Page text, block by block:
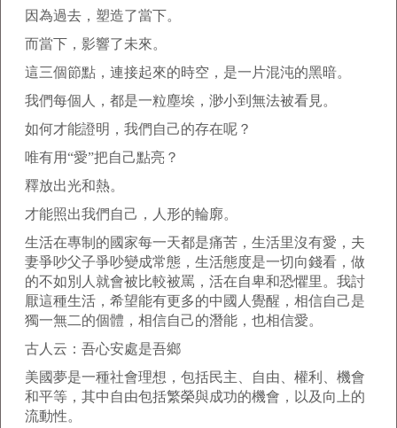
因為過去，塑造了當下。
而當下，影響了未來。
這三個節點，連接起來的時空，是一片混沌的黑暗。
我們每個人，都是一粒塵埃，渺小到無法被看見。
如何才能證明，我們自己的存在呢？
唯有用“愛”把自己點亮？
釋放出光和熱。
才能照出我們自己，人形的輪廓。
生活在專制的國家每一天都是痛苦，生活里沒有愛，夫
妻爭吵父子爭吵變成常態，生活態度是一切向錢看，做
的不如別人就會被比較被罵，活在自卑和恐懼里。我討
厭這種生活，希望能有更多的中國人覺醒，相信自己是
獨一無二的個體，相信自己的潛能，也相信愛。
古人云：吾心安處是吾鄉
美國夢是一種社會理想，包括民主、自由、權利、機會
和平等，其中自由包括繁榮與成功的機會，以及向上的
流動性。